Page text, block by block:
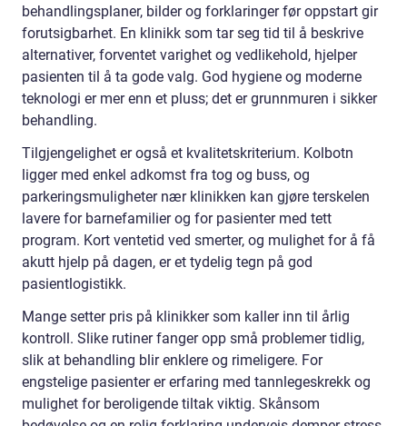
behandlingsplaner, bilder og forklaringer før oppstart gir
forutsigbarhet. En klinikk som tar seg tid til å beskrive
alternativer, forventet varighet og vedlikehold, hjelper
pasienten til å ta gode valg. God hygiene og moderne
teknologi er mer enn et pluss; det er grunnmuren i sikker
behandling.
Tilgjengelighet er også et kvalitetskriterium. Kolbotn
ligger med enkel adkomst fra tog og buss, og
parkeringsmuligheter nær klinikken kan gjøre terskelen
lavere for barnefamilier og for pasienter med tett
program. Kort ventetid ved smerter, og mulighet for å få
akutt hjelp på dagen, er et tydelig tegn på god
pasientlogistikk.
Mange setter pris på klinikker som kaller inn til årlig
kontroll. Slike rutiner fanger opp små problemer tidlig,
slik at behandling blir enklere og rimeligere. For
engstelige pasienter er erfaring med tannlegeskrekk og
mulighet for beroligende tiltak viktig. Skånsom